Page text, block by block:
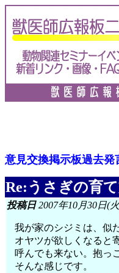
意見交換掲示板過去発
Re:うさぎの育
投稿日2007年10月30日(
我が家のシジミは、似
オヤツが欲しくなると
呼んでも来ない。抱っ
そんな感じです。